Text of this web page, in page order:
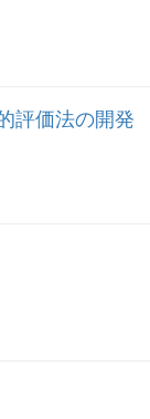
評価法の開発